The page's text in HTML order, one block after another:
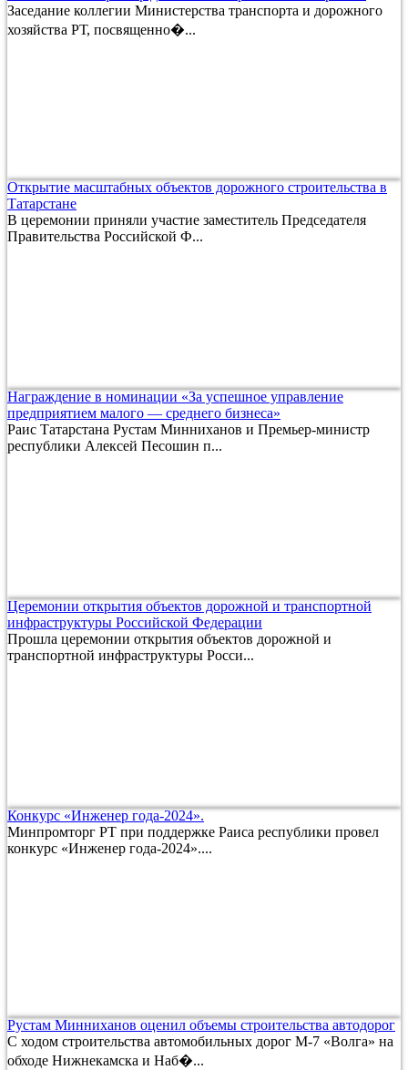
Заседание коллегии Министерства транспорта и дорожного
хозяйства РТ, посвященно�...
Открытие масштабных объектов дорожного строительства в
Татарстане
В церемонии приняли участие заместитель Председателя
Правительства Российской Ф...
Награждение в номинации «За успешное управление
предприятием малого — среднего бизнеса»
Раис Татарстана Рустам Минниханов и Премьер-министр
республики Алексей Песошин п...
Церемонии открытия объектов дорожной и транспортной
инфраструктуры Российской Федерации
Прошла церемонии открытия объектов дорожной и
транспортной инфраструктуры Росси...
Конкурс «Инженер года-2024».
Минпромторг РТ при поддержке Раиса республики провел
конкурс «Инженер года-2024»....
Рустам Минниханов оценил объемы строительства автодорог
С ходом строительства автомобильных дорог М-7 «Волга» на
обходе Нижнекамска и Наб�...